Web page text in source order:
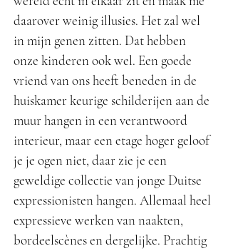
daarover weinig illusies. Het zal wel
in mijn genen zitten. Dat hebben
onze kinderen ook wel. Een goede
vriend van ons heeft beneden in de
huiskamer keurige schilderijen aan de
muur hangen in een verantwoord
interieur, maar een etage hoger geloof
je je ogen niet, daar zie je een
geweldige collectie van jonge Duitse
expressionisten hangen. Allemaal heel
expressieve werken van naakten,
bordeelscènes en dergelijke. Prachtig